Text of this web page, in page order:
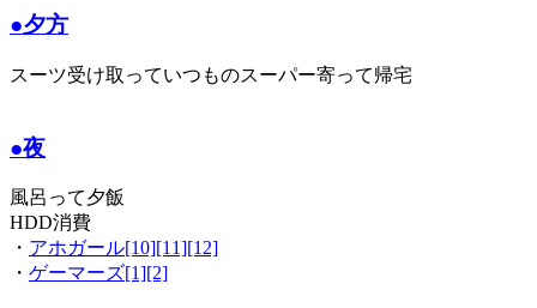
●夕方
スーツ受け取っていつものスーパー寄って帰宅
●夜
風呂って夕飯
HDD消費
・ アホガール[10][11][12]
・ ゲーマーズ[1][2]